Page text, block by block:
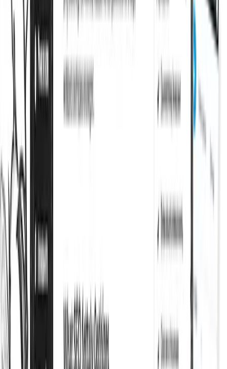
Indexación instantánea
Monitor 404